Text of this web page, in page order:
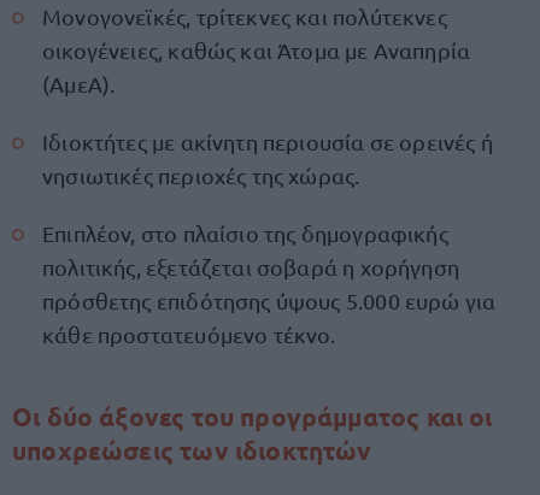
Μονογονεϊκές, τρίτεκνες και πολύτεκνες
οικογένειες, καθώς και Άτομα με Αναπηρία
(ΑμεΑ).
Ιδιοκτήτες με ακίνητη περιουσία σε ορεινές ή
νησιωτικές περιοχές της χώρας.
Επιπλέον, στο πλαίσιο της δημογραφικής
πολιτικής, εξετάζεται σοβαρά η χορήγηση
πρόσθετης επιδότησης ύψους 5.000 ευρώ για
κάθε προστατευόμενο τέκνο.
Οι δύο άξονες του προγράμματος και οι
υποχρεώσεις των ιδιοκτητών